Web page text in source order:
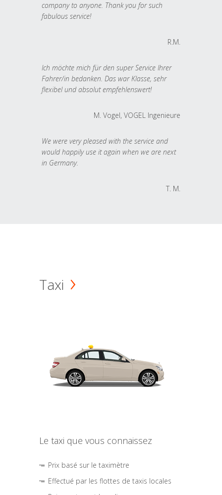
company to anyone. Thank you for such
fabulous service!
R.M.
Ich möchte mich für den super Service Ihrer
Fahrer/in bedanken. Das war Klasse, sehr
flexibel und absolut empfehlenswert!
M. Vogel, VOGEL Ingenieure
We were very pleased with the service and
would happily use it again when we are next
in Germany.
T. M.
Taxi
Le taxi que vous connaissez
Prix basé sur le taximètre
Effectué par les flottes de taxis locales